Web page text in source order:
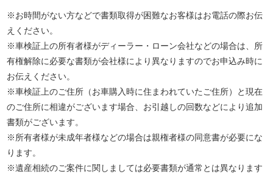
※お時間がない方などで書類取得が困難なお客様はお電話の際お伝
えください。
※車検証上の所有者様がディーラー・ローン会社などの場合は、所
有権解除に必要な書類が会社様により異なりますのでお申込み時に
お伝えください。
※車検証上のご住所（お車購入時に住まわれていたご住所）と現在
のご住所に相違がございます場合、お引越しの回数などにより追加
書類がございます。
※所有者様が未成年者様などの場合は親権者様の同意書が必要にな
ります。
※遺産相続のご案件に関しましては必要書類が通常とは異なります